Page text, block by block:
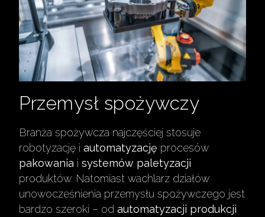
Przemysł spożywczy
Branża spożywcza najczęściej stosuje
robotyzację iautomatyzację procesów
pakowania isystemów paletyzacji
produktów. Natomiast wachlarz działów
unowocześnienia przemysłu spożywczego jest
bardzo szeroki – odautomatyzacji produkcji